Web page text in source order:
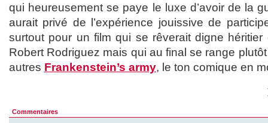
qui heureusement se paye le luxe d’avoir de la
aurait privé de l’expérience jouissive de
surtout pour un film qui se rêverait digne héritier
Robert Rodriguez mais qui au final se range
autres Frankenstein’s army, le ton comique en
Commentaires